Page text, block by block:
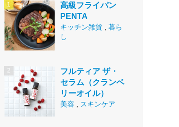
高級フライパン
PENTA
キッチン雑貨
暮ら
し
フルティア ザ・
セラム（クランベ
リーオイル）
美容 スキンケア